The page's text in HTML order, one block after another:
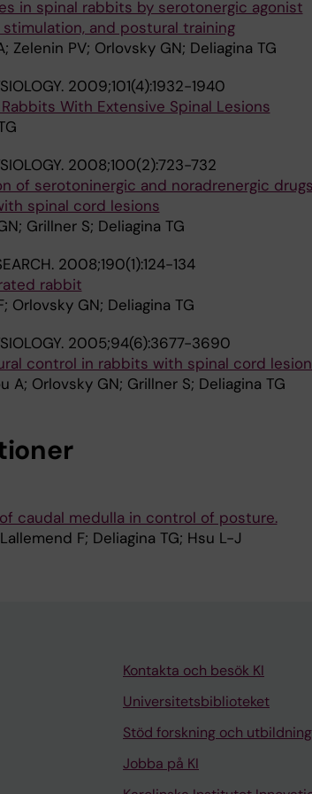
in spinal rabbits by serotonergic agonist
and postural training
Zelenin PV; Orlovsky GN; Deliagina TG
2009;101(4):1932-1940
With Extensive Spinal Lesions
2008;100(2):723-732
of serotoninergic and noradrenergic
spinal cord lesions
Grillner S; Deliagina TG
2008;190(1):124-134
rabbit
Orlovsky GN; Deliagina TG
2005;94(6):3677-3690
control in rabbits with spinal cord
A; Orlovsky GN; Grillner S; Deliagina TG
caudal medulla in control of posture.
F; Deliagina TG; Hsu L-J
Kontakta och besök KI
Universitetsbiblioteket
Stöd forskning och utbildning
Jobba på KI